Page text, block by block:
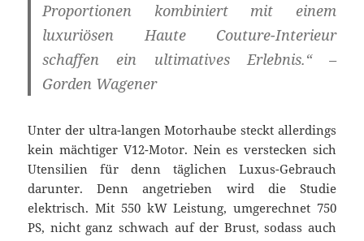
Proportionen kombiniert mit einem
luxuriösen Haute Couture-Interieur
schaffen ein ultimatives Erlebnis.“ –
Gorden Wagener
Unter der ultra-langen Motorhaube steckt allerdings
kein mächtiger V12-Motor. Nein es verstecken sich
Utensilien für denn täglichen Luxus-Gebrauch
darunter. Denn angetrieben wird die Studie
elektrisch. Mit 550 kW Leistung, umgerechnet 750
PS, nicht ganz schwach auf der Brust, sodass auch